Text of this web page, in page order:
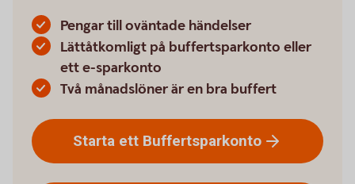
Pengar till oväntade händelser
Lättåtkomligt på buffertsparkonto eller
ett e-sparkonto
Två månadslöner är en bra buffert
Starta ett Buffertsparkonto